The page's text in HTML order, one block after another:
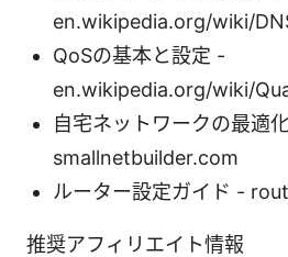
en.wikipedia.org/wiki/
QoSの基本と設定 -
en.wikipedia.org/wiki/
自宅ネットワークの最適
smallnetbuilder.com
ルーター設定ガイド -
推奨アフィリエイト情報